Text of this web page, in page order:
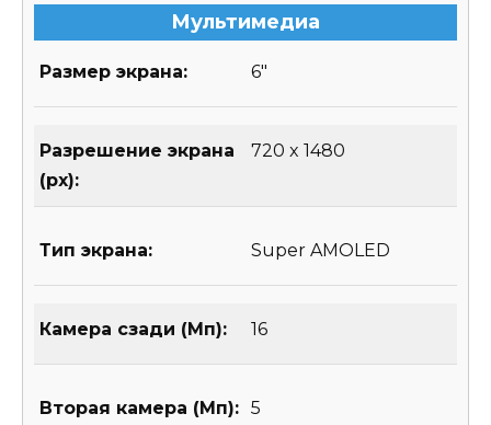
Мультимедиа
Размер экрана: 6″
Разрешение экрана
(px):
720 x 1480
Тип экрана: Super AMOLED
Камера сзади (Мп): 16
Вторая камера (Мп): 5